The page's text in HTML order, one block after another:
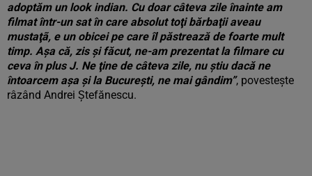
adoptăm un look indian. Cu doar câteva zile înainte am
filmat într-un sat în care absolut toţi bărbaţii aveau
mustaţã, e un obicei pe care îl păstrează de foarte mult
timp. Aşa că, zis şi făcut, ne-am prezentat la filmare cu
ceva în plus J. Ne ţine de câteva zile, nu ştiu dacă ne
întoarcem aşa şi la Bucureşti, ne mai gândim”, povesteşte
râzând Andrei Ştefănescu.